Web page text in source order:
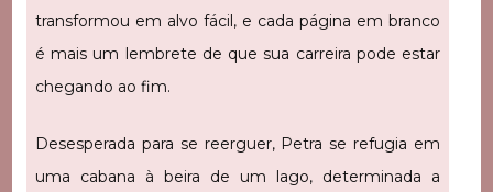
transformou em alvo fácil, e cada página em branco
é mais um lembrete de que sua carreira pode estar
chegando ao fim.
Desesperada para se reerguer, Petra se refugia em
uma cabana à beira de um lago, determinada a